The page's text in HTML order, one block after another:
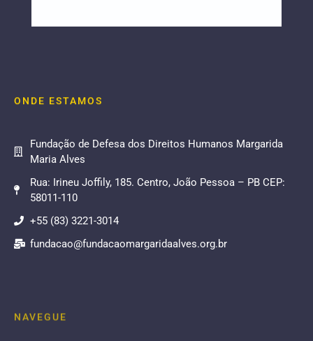
ONDE ESTAMOS
Fundação de Defesa dos Direitos Humanos Margarida
Maria Alves
Rua: Irineu Joffily, 185. Centro, João Pessoa – PB CEP:
58011-110
+55 (83) 3221-3014
fundacao@fundacaomargaridaalves.org.br
NAVEGUE